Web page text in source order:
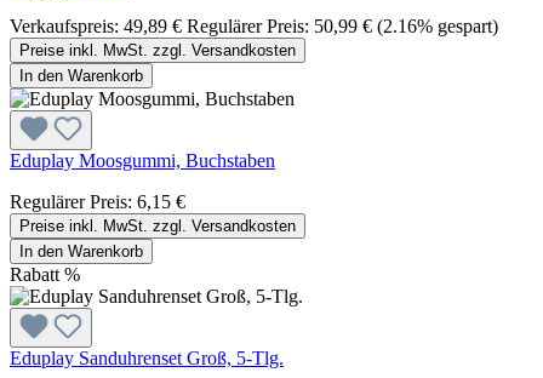
Verkaufspreis: 49,89 € Regulärer Preis: 50,99 € (2.16% gespart)
Preise inkl. MwSt. zzgl. Versandkosten
In den Warenkorb
Eduplay Moosgummi, Buchstaben
Regulärer Preis: 6,15 €
Preise inkl. MwSt. zzgl. Versandkosten
In den Warenkorb
Rabatt %
Eduplay Sanduhrenset Groß, 5-Tlg.